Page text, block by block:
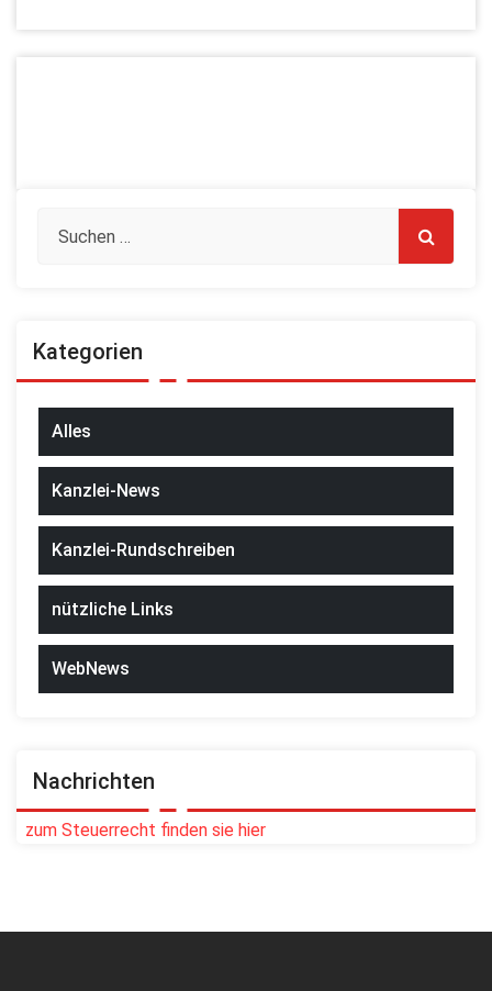
Kategorien
Alles
Kanzlei-News
Kanzlei-Rundschreiben
nützliche Links
WebNews
Nachrichten
zum Steuerrecht finden sie hier